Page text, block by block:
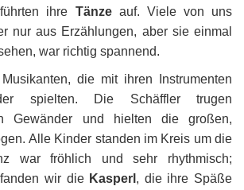
ihre Tänzeauf. Viele von uns
nur aus Erzählungen, aber sie einmal
war richtig spannend.
die mit ihren Instrumenten
spielten. Die Schäffler trugen
Gewänder und hielten die großen,
Alle Kinder standen im Kreis um die
war fröhlich und sehr rhythmisch;
wir die Kasperl , die ihre Späße